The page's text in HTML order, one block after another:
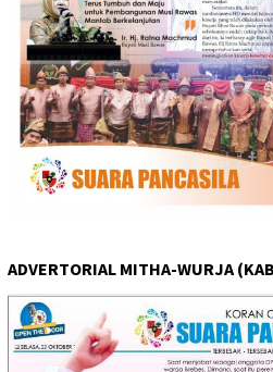
ADVERTORIAL MITHA-WURJA